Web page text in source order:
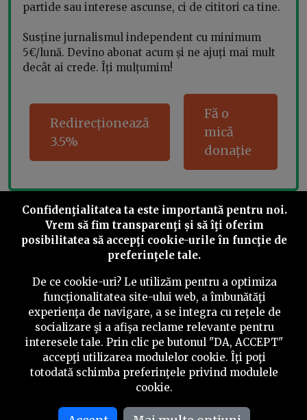
partide sau interese ascunse, ci de cititori ca tine.
Susține jurnalismul independent cu minimum
5€/lună. Devino abonat acum și ne ajuți mai mult
decât ai crede. Îți mulțumim!
Redirecționează
3.5%
Fă o
mică
donație
Share this
©2026 PressOne.ro
RSSNewslettereDespre noi Politica editorială
Politica de verificare a conținutuluiContact
Confidenţialitatea ta este importantă pentru noi.
Vrem să fim transparenţi și să îţi oferim
posibilitatea să accepţi cookie-urile în funcţie de
preferinţele tale.
De ce cookie-uri? Le utilizăm pentru a optimiza
funcţionalitatea site-ului web, a îmbunătăţi
experienţa de navigare, a se integra cu reţele de
socializare şi a afişa reclame relevante pentru
interesele tale. Prin clic pe butonul "DA, ACCEPT"
accepţi utilizarea modulelor cookie. Îţi poţi
totodată schimba preferinţele privind modulele
cookie.